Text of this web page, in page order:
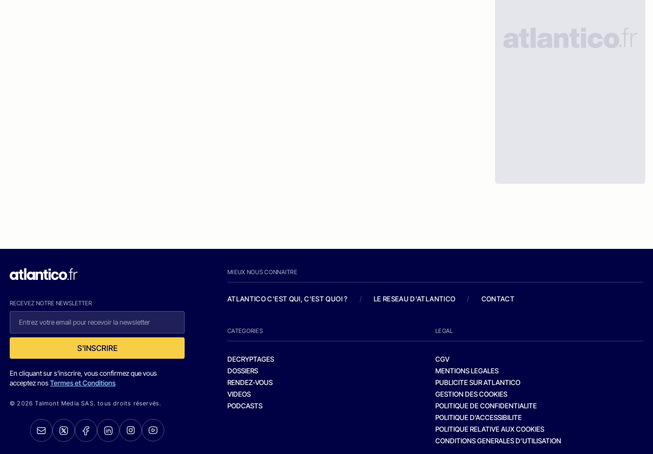
RECEVEZ NOTRE NEWSLETTER
S'INSCRIRE
En cliquant sur s'inscrire, vous confirmez que vous
acceptez nosTermes et Conditions
© 2026 Talmont Media SAS. tous droits réservés.
MIEUX NOUS CONNAITRE
ATLANTICO C'EST QUI, C'EST QUOI ? / LE RESEAU D'ATLANTICO / CONTACT
CATEGORIES
DECRYPTAGES
DOSSIERS
RENDEZ-VOUS
VIDEOS
PODCASTS
LEGAL
CGV
MENTIONS LEGALES
PUBLICITE SUR ATLANTICO
GESTION DES COOKIES
POLITIQUE DE CONFIDENTIALITE
POLITIQUE D’ACCESSIBILITE
POLITIQUE RELATIVE AUX COOKIES
CONDITIONS GENERALES D’UTILISATION